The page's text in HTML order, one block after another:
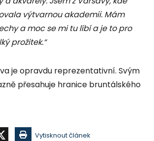
výtvarnou akademii. Mám
a moc se mi tu líbí a je to pro
prožitek.“
je opravdu reprezentativní. Svým
přesahuje hranice bruntálského
Vytisknout článek